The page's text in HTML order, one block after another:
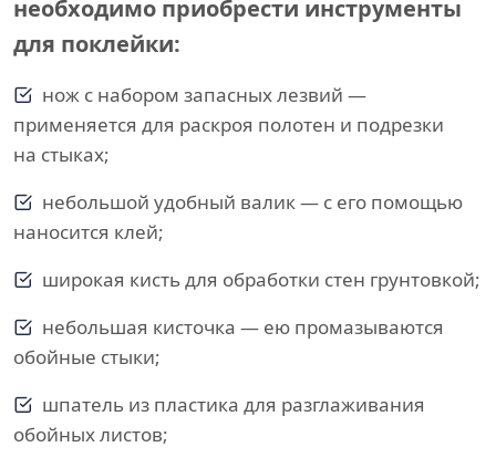
необходимо приобрести инструменты
для поклейки:
нож с набором запасных лезвий —
применяется для раскроя полотен и подрезки
на стыках;
небольшой удобный валик — с его помощью
наносится клей;
широкая кисть для обработки стен грунтовкой;
небольшая кисточка — ею промазываются
обойные стыки;
шпатель из пластика для разглаживания
обойных листов;